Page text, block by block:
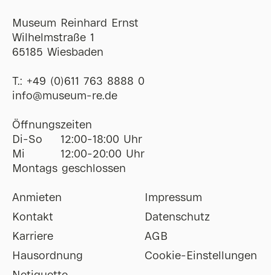
Museum Reinhard Ernst
Wilhelmstraße 1
65185 Wiesbaden
T.: +49 (0)611 763 8888 0
ofni@museum-re de
Öffnungszeiten
Di-So
12:00-18:00 Uhr
Mi
12:00-20:00 Uhr
Montags geschlossen
Anmieten
Kontakt
Karriere
Hausordnung
Impressum
Datenschutz
AGB
Cookie-Einstellungen